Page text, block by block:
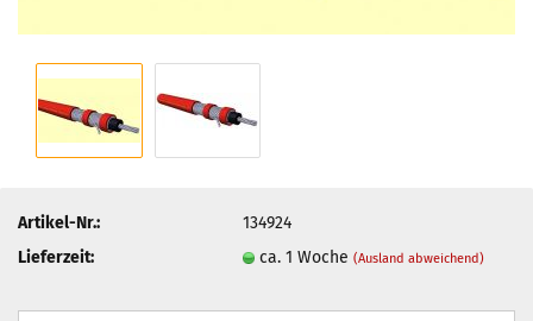
Artikel-Nr.:
134924
Lieferzeit:
ca. 1 Woche(Ausland abweichend)